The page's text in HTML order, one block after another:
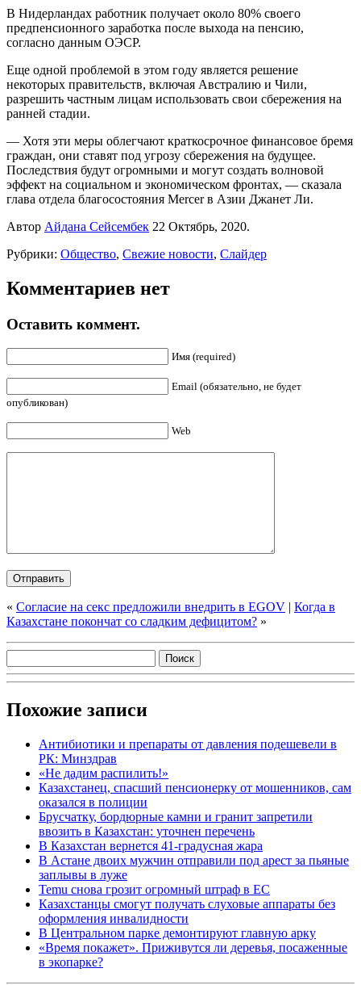
В Нидерландах работник получает около 80% своего
предпенсионного заработка после выхода на пенсию,
согласно данным ОЭСР.
Еще одной проблемой в этом году является решение
некоторых правительств, включая Австралию и Чили,
разрешить частным лицам использовать свои сбережения на
ранней стадии.
— Хотя эти меры облегчают краткосрочное финансовое бремя
граждан, они ставят под угрозу сбережения на будущее.
Последствия будут огромными и могут создать волновой
эффект на социальном и экономическом фронтах, — сказала
глава отдела благосостояния Mercer в Азии Джанет Ли.
Автор Айдана Сейсембек 22 Октябрь, 2020.
Рубрики: Общество, Свежие новости, Слайдер
Комментариев нет
Оставить коммент.
Имя (required)
Email (обязательно, не будет
опубликован)
Web
« Согласие на секс предложили внедрить в EGOV | Когда в
Казахстане покончат со сладким дефицитом? »
Похожие записи
Антибиотики и препараты от давления подешевели в
РК: Минздрав
«Не дадим распилить!»
Казахстанец, спасший пенсионерку от мошенников, сам
оказался в полиции
Брусчатку, бордюрные камни и гранит запретили
ввозить в Казахстан: уточнен перечень
В Казахстан вернется 41-градусная жара
В Астане двоих мужчин отправили под арест за пьяные
заплывы в луже
Temu снова грозит огромный штраф в ЕС
Казахстанцы смогут получать слуховые аппараты без
оформления инвалидности
В Центральном парке демонтируют главную арку
«Время покажет». Приживутся ли деревья, посаженные
в экопарке?